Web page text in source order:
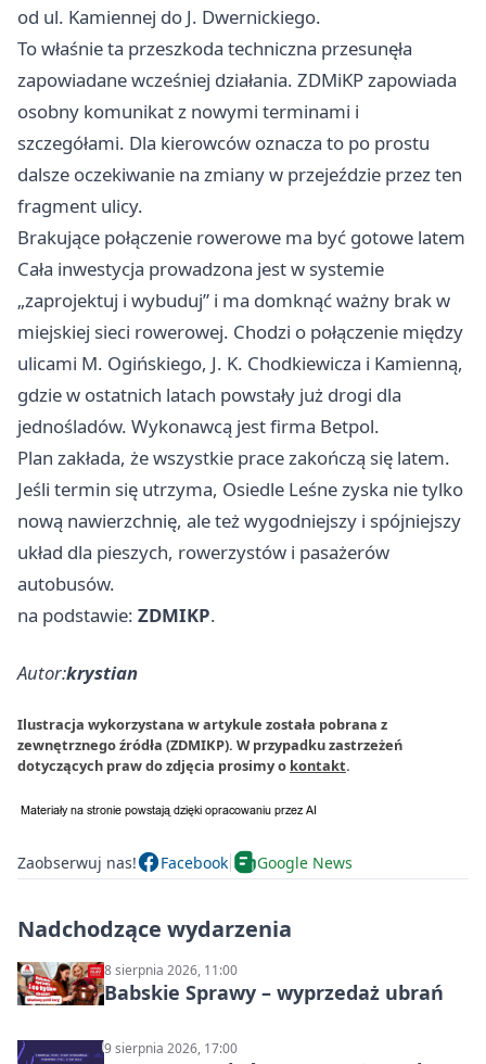
od ul. Kamiennej do J. Dwernickiego.
To właśnie ta przeszkoda techniczna przesunęła
zapowiadane wcześniej działania. ZDMiKP zapowiada
osobny komunikat z nowymi terminami i
szczegółami. Dla kierowców oznacza to po prostu
dalsze oczekiwanie na zmiany w przejeździe przez ten
fragment ulicy.
Brakujące połączenie rowerowe ma być gotowe latem
Cała inwestycja prowadzona jest w systemie
„zaprojektuj i wybuduj” i ma domknąć ważny brak w
miejskiej sieci rowerowej. Chodzi o połączenie między
ulicami M. Ogińskiego, J. K. Chodkiewicza i Kamienną,
gdzie w ostatnich latach powstały już drogi dla
jednośladów. Wykonawcą jest firma Betpol.
Plan zakłada, że wszystkie prace zakończą się latem.
Jeśli termin się utrzyma, Osiedle Leśne zyska nie tylko
nową nawierzchnię, ale też wygodniejszy i spójniejszy
układ dla pieszych, rowerzystów i pasażerów
autobusów.
na podstawie: ZDMIKP.
Autor:krystian
Ilustracja wykorzystana w artykule została pobrana z
zewnętrznego źródła (ZDMIKP). W przypadku zastrzeżeń
dotyczących praw do zdjęcia prosimy o kontakt.
Zaobserwuj nas! Facebook Google News
Nadchodzące wydarzenia
8 sierpnia 2026, 11:00
Babskie Sprawy – wyprzedaż ubrań
9 sierpnia 2026, 17:00